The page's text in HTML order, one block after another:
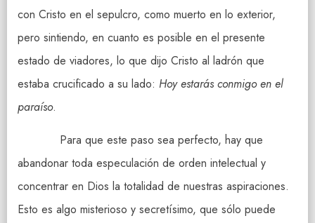
con Cristo en el sepulcro, como muerto en lo exterior,
pero sintiendo, en cuanto es posible en el presente
estado de viadores, lo que dijo Cristo al ladrón que
estaba crucificado a su lado: Hoy estarás conmigo en el
paraíso.
Para que este paso sea perfecto, hay que
abandonar toda especulación de orden intelectual y
concentrar en Dios la totalidad de nuestras aspiraciones.
Esto es algo misterioso y secretísimo, que sólo puede